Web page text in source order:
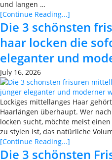
und langen …
[Continue Reading...]
Die 3 schönsten
haar locken die
eleganter und
July 16, 2026
Lockiges mittellanges Haar
Haarlängen überhaupt. Wer
locken sucht, möchte meist
zu stylen ist, das natürliche
[Continue Reading...]
Die 3 schönsten